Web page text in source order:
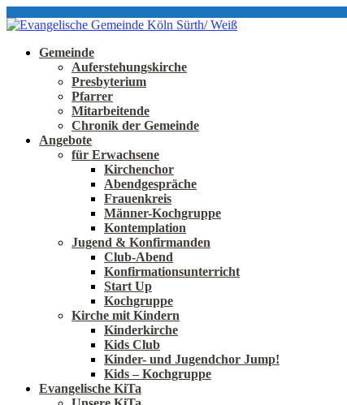
Gemeinde
Auferstehungskirche
Presbyterium
Pfarrer
Mitarbeitende
Chronik der Gemeinde
Angebote
für Erwachsene
Kirchenchor
Abendgespräche
Frauenkreis
Männer-Kochgruppe
Kontemplation
Jugend & Konfirmanden
Club-Abend
Konfirmationsunterricht
Start Up
Kochgruppe
Kirche mit Kindern
Kinderkirche
Kids Club
Kinder- und Jugendchor Jump!
Kids – Kochgruppe
Evangelische KiTa